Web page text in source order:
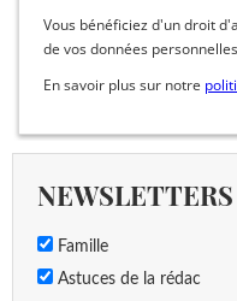
Vous bénéficiez d'un droit
de vos données
En savoir plus sur notre
NEWSLETTERS
Famille
Astuces de la rédac